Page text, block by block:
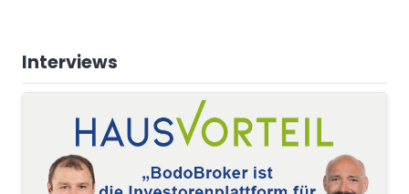
Interviews